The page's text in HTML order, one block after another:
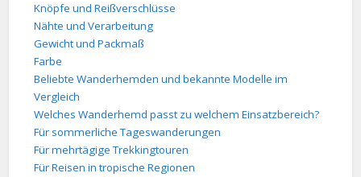
Knöpfe und Reißverschlüsse
Nähte und Verarbeitung
Gewicht und Packmaß
Farbe
Beliebte Wanderhemden und bekannte Modelle im
Vergleich
Welches Wanderhemd passt zu welchem Einsatzbereich?
Für sommerliche Tageswanderungen
Für mehrtägige Trekkingtouren
Für Reisen in tropische Regionen